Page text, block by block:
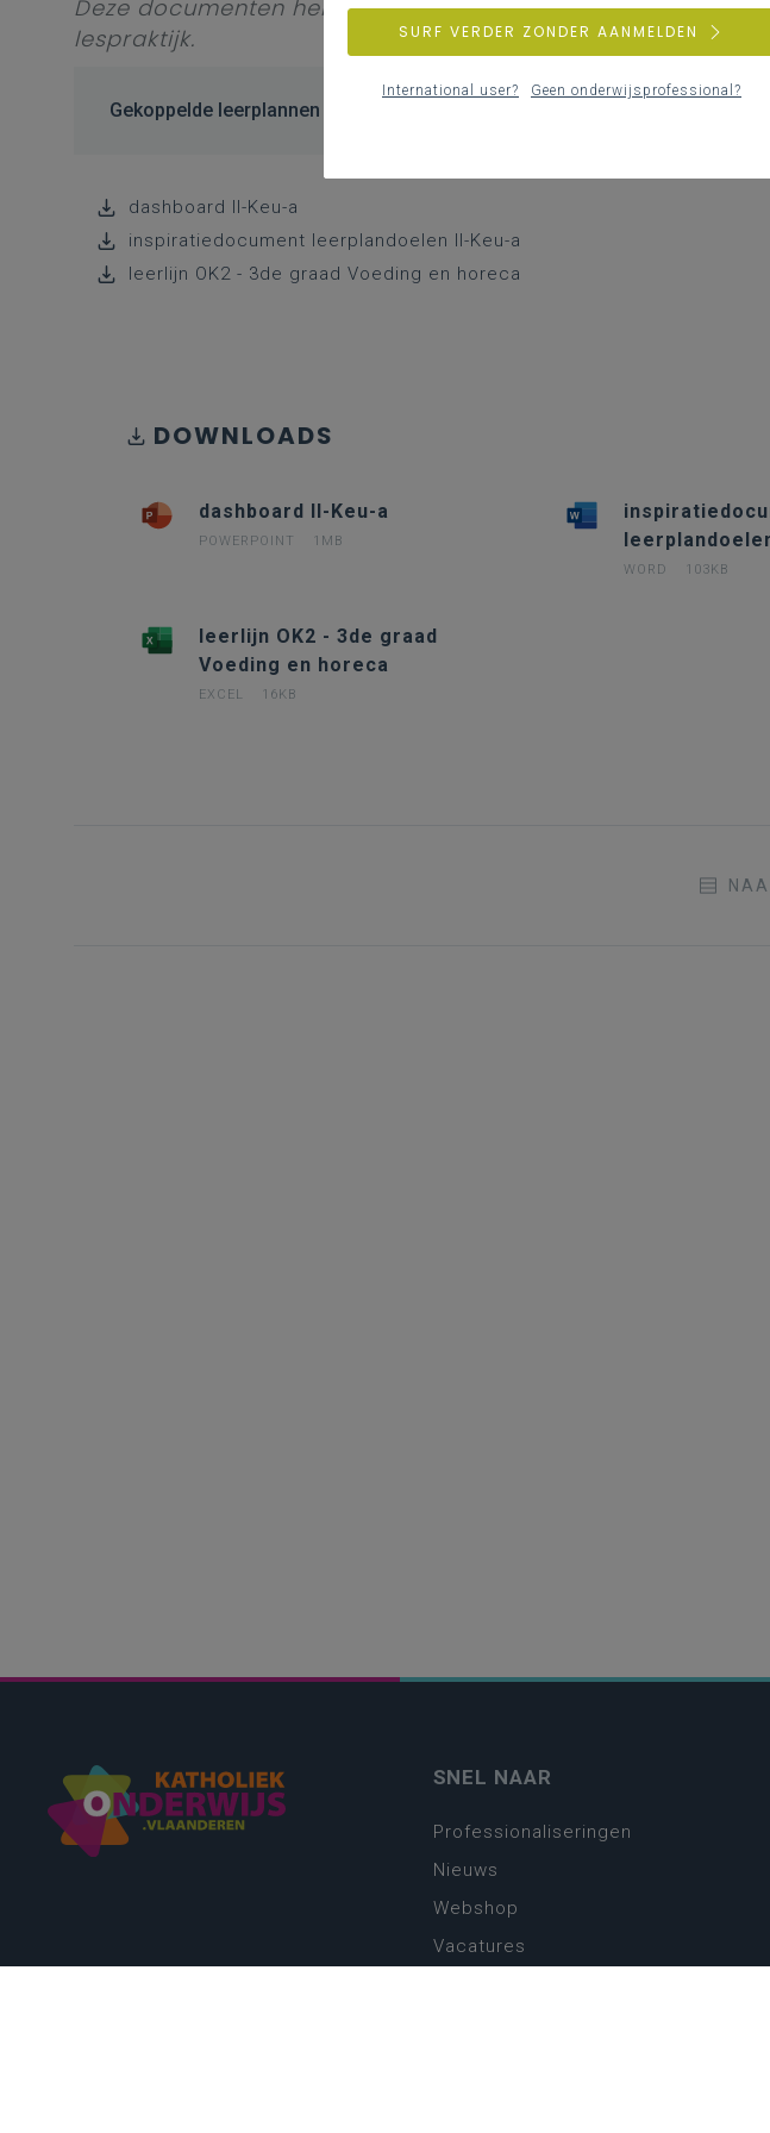
Deze documenten helpen bij het realiseren van de
lespraktijk.
Gekoppelde leerplannen
dashboard II-Keu-a
inspiratiedocument leerplandoelen II-Keu-a
leerlijn OK2 - 3de graad Voeding en horeca
DOWNLOADS
dashboard II-Keu-a
POWERPOINT 1MB
WORD 103KB
leerlijn OK2 - 3de graad
Voeding en horeca
EXCEL 16KB
SNEL NAAR
Professionaliseringen
Nieuws
Webshop
Vacatures
SURF VERDER ZONDER AANMELDEN
International user? Geen onderwijsprofessional?